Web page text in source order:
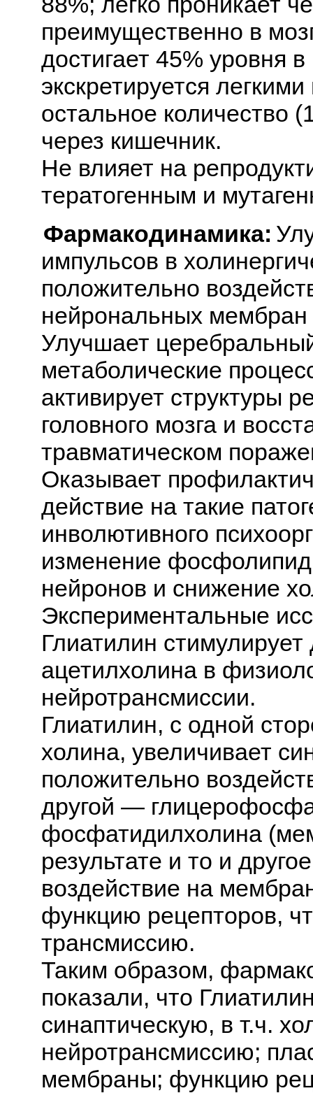
преимущественно в
достигает 45% уровня
экскретируется
остальное количество
через кишечник.
Не влияет на
тератогенным и
Фармакодинамика:
импульсов в
положительно
нейрональных
Улучшает
метаболические
активирует структуры
головного мозга и
травматическом
Оказывает
действие на такие
инволютивного
изменение
нейронов и снижение
Экспериментальные
Глиатилин
ацетилхолина в
нейротрансмиссии.
Глиатилин, с одной
холина, увеличивает
положительно
другой —
фосфатидилхолина
результате и то и
воздействие на
функцию рецепторов,
трансмиссию.
Таким образом,
показали, что
синаптическую, в т.ч.
нейротрансмиссию;
мембраны; функцию